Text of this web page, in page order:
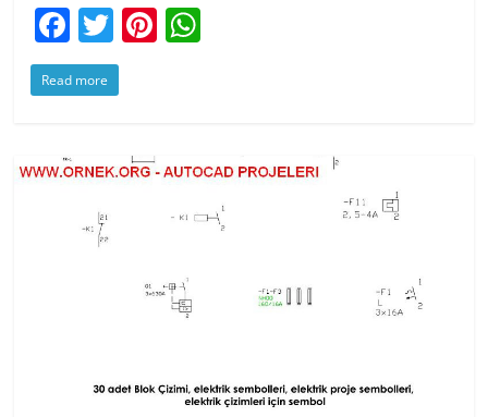
F
a
c
b
o
T
w
itt
Pi
st A
p
p
Read more